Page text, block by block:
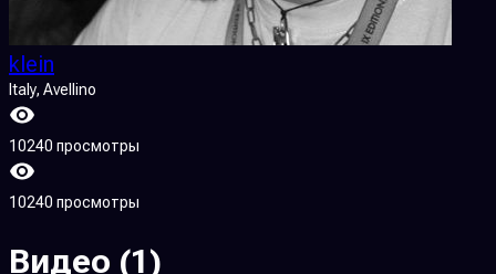
klein
Italy, Avellino
10240 просмотры
10240 просмотры
Видео (1)